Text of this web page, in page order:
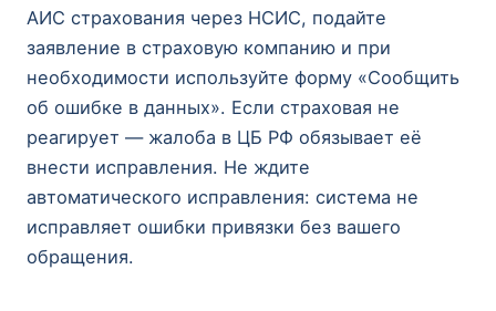
АИС страхования через НСИС, подайте
заявление в страховую компанию и при
необходимости используйте форму «Сообщить
об ошибке в данных». Если страховая не
реагирует — жалоба в ЦБ РФ обязывает её
внести исправления. Не ждите
автоматического исправления: система не
исправляет ошибки привязки без вашего
обращения.